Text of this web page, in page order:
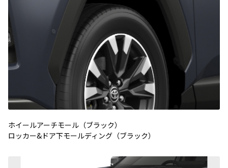
ホイールアーチモール（ブラック）
ロッカー&ドア下モールディング（ブラック）